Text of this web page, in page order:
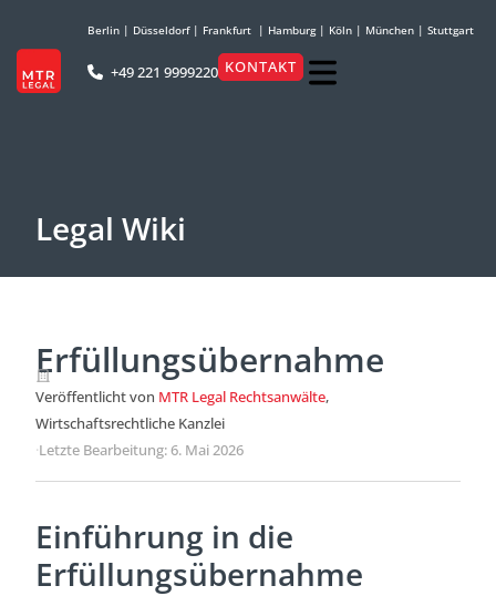
Berlin | Düsseldorf| Frankfurt | Hamburg| Köln | München | Stuttgart
+49 221 9999220 KONTAKT
Legal Wiki
Erfüllungsübernahme
Veröffentlicht von MTR Legal Rechtsanwälte,
Wirtschaftsrechtliche Kanzlei
·Letzte Bearbeitung: 6. Mai 2026
Einführung in die
Erfüllungsübernahme